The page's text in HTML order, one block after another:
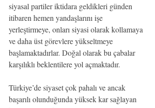
siyasal partiler iktidara geldikleri günden
itibaren hemen yandaşlarını işe
yerleştirmeye, onları siyasi olarak kollamaya
ve daha üst görevlere yükseltmeye
başlamaktadırlar. Doğal olarak bu çabalar
karşılıklı beklentilere yol açmaktadır.
Türkiye’de siyaset çok pahalı ve ancak
başarılı olunduğunda yüksek kar sağlayan